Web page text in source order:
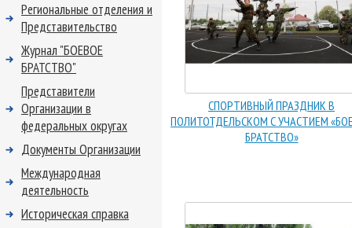
СПОРТИВНЫЙ ПРАЗДНИК В
ПОЛИТОТДЕЛЬСКОМ С УЧАСТИЕМ
БРАТСТВО»
Региональные отделения и
Представительство
Журнал "БОЕВОЕ
БРАТСТВО"
Представители
Организации в
федеральных округах
Документы Организации
Международная
деятельность
Историческая справка